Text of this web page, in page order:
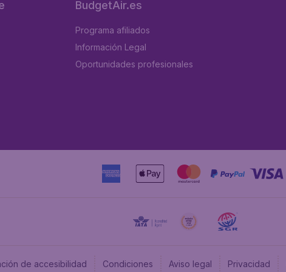
BudgetAir.es
Programa afiliados
Información Legal
Oportunidades profesionales
de accesibilidad Condiciones Aviso legal Privacidad